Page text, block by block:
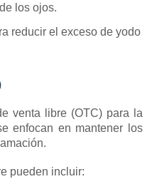
los ojos.
reducir el exceso de yodo
venta libre (OTC) para la
enfocan en mantener los
pueden incluir: